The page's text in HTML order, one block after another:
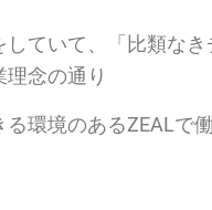
していて、「比類な
理念の通り
環境のあるZEALで